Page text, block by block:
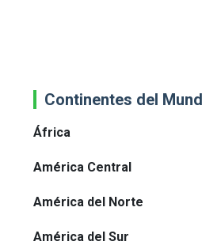
Continentes del
África
América Central
América del Norte
América del Sur